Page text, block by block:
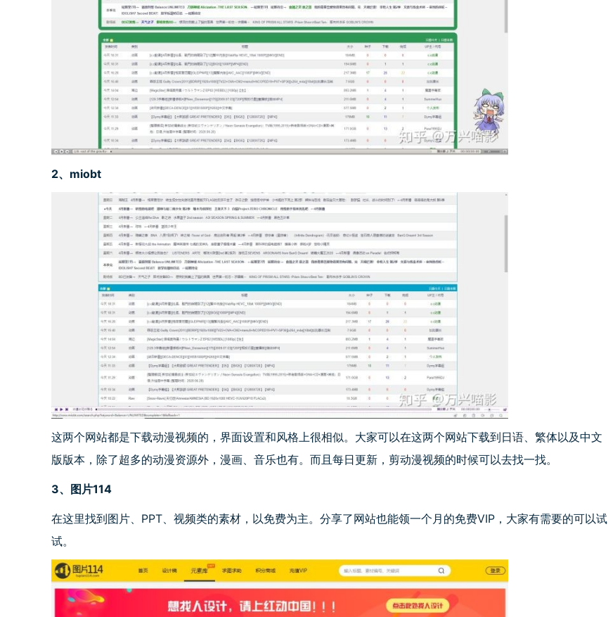
2、miobt
这两个网站都是下载动漫视频的，界面设置和风格上很相似。大家可以在这两个网站下载到日语、繁体以及中文
版版本，除了超多的动漫资源外，漫画、音乐也有。而且每日更新，剪动漫视频的时候可以去找一找。
3、图片114
在这里找到图片、 PPT 、视频类的素材，以免费为主。分享了网站也能领一个月的免费VIP ，大家有需要的可以试
试。